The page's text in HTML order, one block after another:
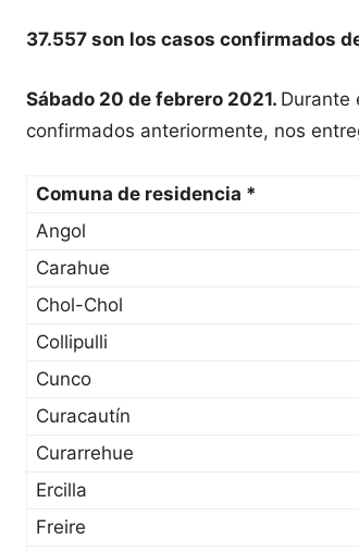
37.557 son los casos confirmados
Sábado 20 de febrero 2021. Durante
confirmados anteriormente, nos
Comuna de residencia *
Angol
Carahue
Chol-Chol
Collipulli
Cunco
Curacautín
Curarrehue
Ercilla
Freire